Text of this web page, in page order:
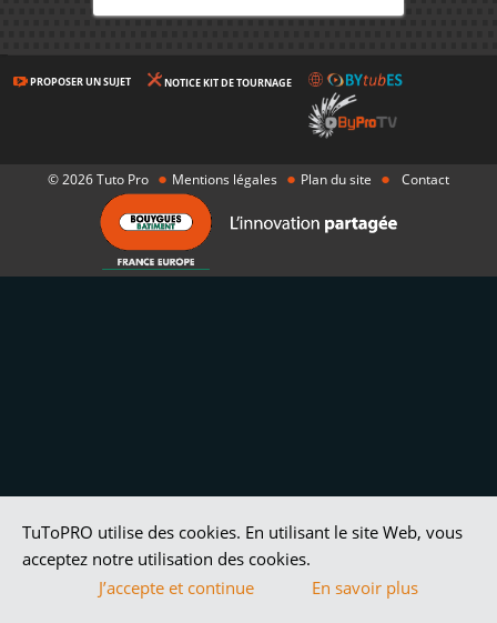
PROPOSER UN SUJET NOTICE KIT DE TOURNAGE
© 2026 Tuto Pro ● Mentions légales ● Plan du site ● Contact
TuToPRO utilise des cookies. En utilisant le site Web, vous
acceptez notre utilisation des cookies.
J’accepte et continue
En savoir plus